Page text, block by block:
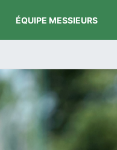
ÉQUIPE MESSIEURS